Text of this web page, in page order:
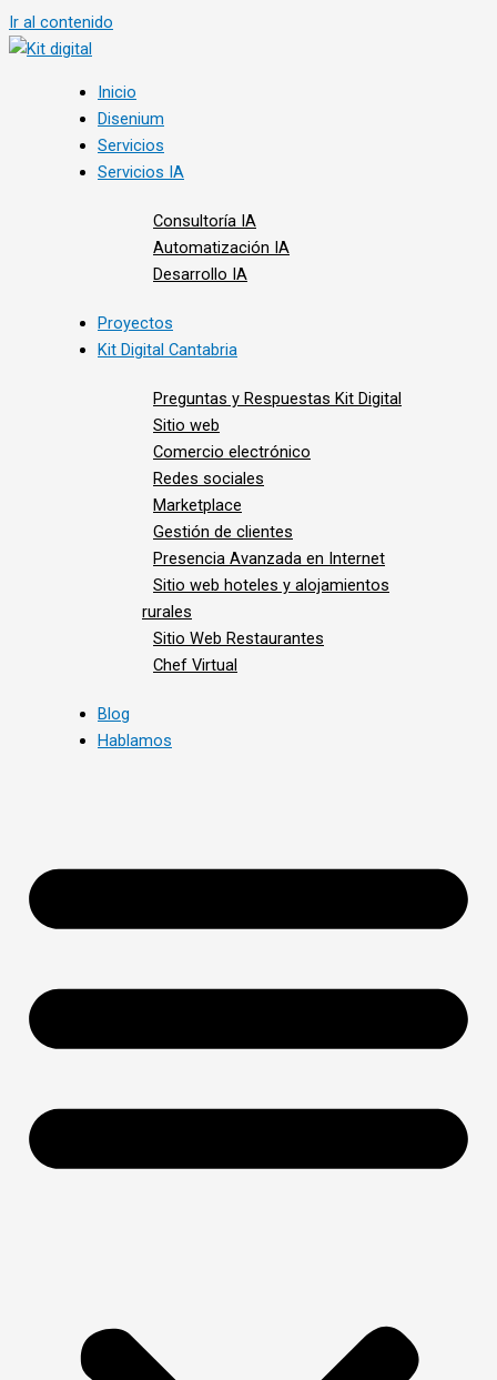
Ir al contenido
Inicio
Disenium
Servicios
Servicios IA
Consultoría IA
Automatización IA
Desarrollo IA
Proyectos
Kit Digital Cantabria
Preguntas y Respuestas Kit Digital
Sitio web
Comercio electrónico
Redes sociales
Marketplace
Gestión de clientes
Presencia Avanzada en Internet
Sitio web hoteles y alojamientos
rurales
Sitio Web Restaurantes
Chef Virtual
Blog
Hablamos